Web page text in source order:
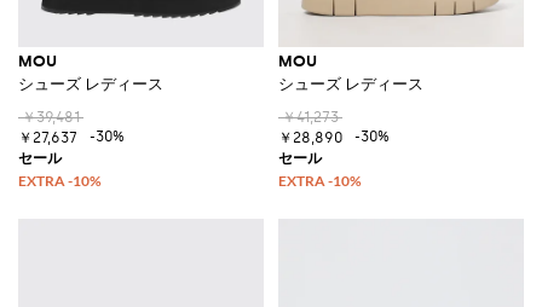
MOU
シューズ レディース
￥39,481
￥27,637
-30%
MOU
シューズ レディース
￥41,273
￥28,890
-30%